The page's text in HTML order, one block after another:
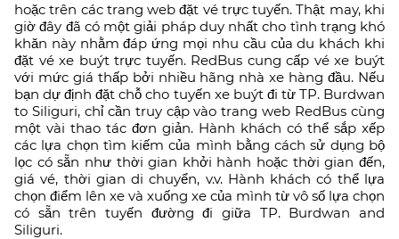
hoặc trên các trang web đặt vé trực tuyến. Thật may, khi
giờ đây đã có một giải pháp duy nhất cho tình trạng khó
khăn này nhằm đáp ứng mọi nhu cầu của du khách khi
đặt vé xe buýt trực tuyến. RedBus cung cấp vé xe buýt
với mức giá thấp bởi nhiều hãng nhà xe hàng đầu. Nếu
bạn dự định đặt chỗ cho tuyến xe buýt đi từ TP. Burdwan
to Siliguri, chỉ cần truy cập vào trang web RedBus cùng
một vài thao tác đơn giản. Hành khách có thể sắp xếp
các lựa chọn tìm kiếm của mình bằng cách sử dụng bộ
lọc có sẵn như thời gian khởi hành hoặc thời gian đến,
giá vé, thời gian di chuyển, v.v. Hành khách có thể lựa
chọn điểm lên xe và xuống xe của mình từ vô số lựa chọn
có sẵn trên tuyến đường đi giữa TP. Burdwan and
Siliguri.